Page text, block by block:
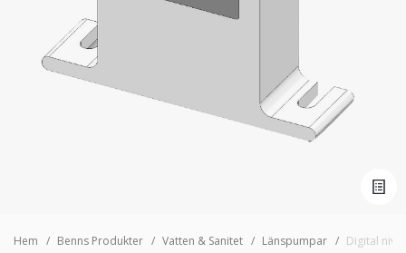
Hem Benns Produkter Vatten & Sanitet Länspumpar Digital